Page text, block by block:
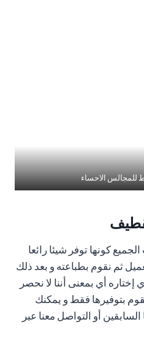
للمجالس الاحساء
كونها توفر شيئا رائعا
ثم نقوم بطباعته و بعد ذلك
إختاره أي بمعنى أننا لا نحصر
بتوفيرها فقط و يمكنك
أو التواصل معنا عبر